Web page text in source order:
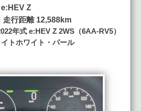
Z
走行距離 12,588km
年式 e:HEV Z 2WS（6AA-RV5）
トホワイト・パール